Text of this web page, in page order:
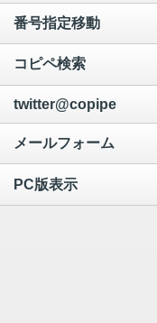
番号指定移動
コピペ検索
twitter@copipe
メールフォーム
PC版表示